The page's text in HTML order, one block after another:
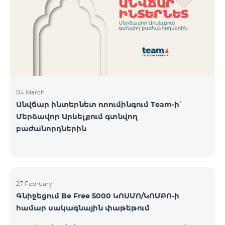
Կիրակի-08․03 Երևան Կենտրոն Իսակովի
պողոտա 3/7 09:00-18:00 09:00-18:00 10:00-19:00
Երևան Կենտրոն Խորենացու փողոց 26/26 09:00-
04 March
Անվճար ինտերնետ ռոումինգում Team-ի՝
Մերձավոր Արևելքում գտնվող
բաժանորդներին
27 February
Գնիջեցում Be Free 5000 ԿՈՍՄՈ/ԿՈՄԲՈ-ի
համար սակագնային փաթեթում